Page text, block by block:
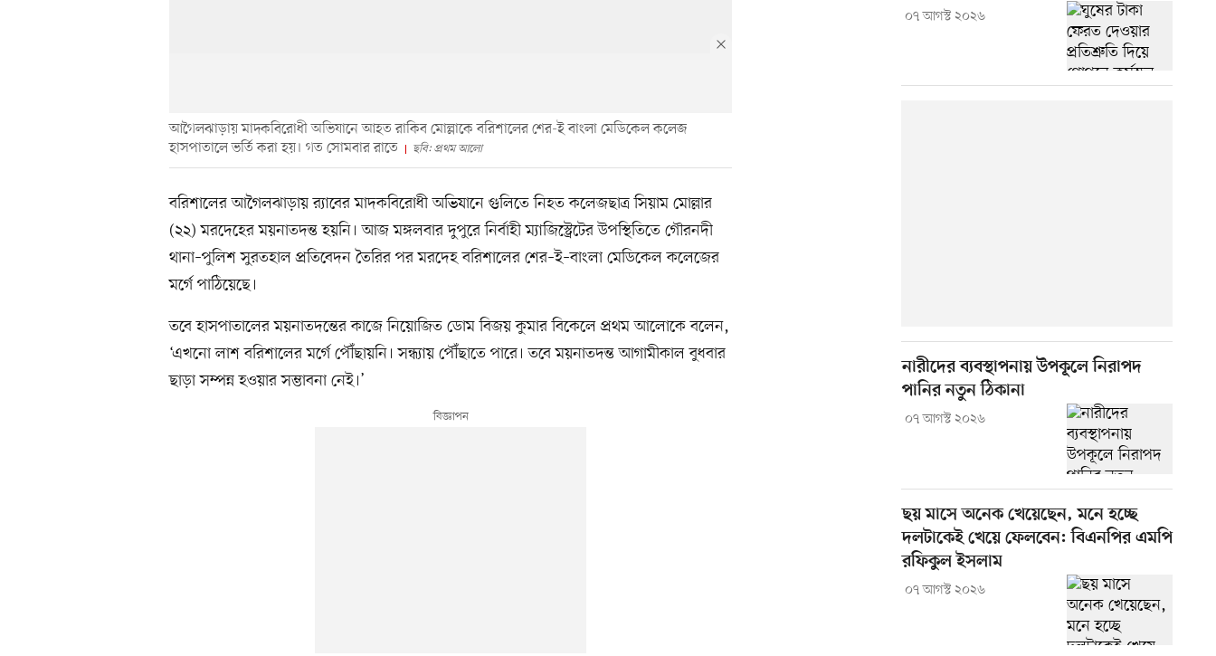
আগৈলঝাড়ায় মাদকবিরোধী অভিযানে আহত রাকিব মোল্লাকে বরিশালের শের-ই বাংলা মেডিকেল কলেজ
হাসপাতালে ভর্তি করা হয়। গত সোমবার রাতে
ছবি: প্রথম আলো
বরিশালের আগৈলঝাড়ায় র‍্যাবের মাদকবিরোধী অভিযানে গুলিতে নিহত কলেজছাত্র সিয়াম মোল্লার
(২২) মরদেহের ময়নাতদন্ত হয়নি। আজ মঙ্গলবার দুপুরে নির্বাহী ম্যাজিস্ট্রেটের উপস্থিতিতে গৌরনদী
থানা–পুলিশ সুরতহাল প্রতিবেদন তৈরির পর মরদেহ বরিশালের শের–ই–বাংলা মেডিকেল কলেজের
মর্গে পাঠিয়েছে।
তবে হাসপাতালের ময়নাতদন্তের কাজে নিয়োজিত ডোম বিজয় কুমার বিকেলে প্রথম আলোকে বলেন,
‘এখনো লাশ বরিশালের মর্গে পৌঁছায়নি। সন্ধ্যায় পৌঁছাতে পারে। তবে ময়নাতদন্ত আগামীকাল বুধবার
ছাড়া সম্পন্ন হওয়ার সম্ভাবনা নেই।’
০৭ আগস্ট ২০২৬
নারীদের ব্যবস্থাপনায় উপকূলে নিরাপদ
পানির নতুন ঠিকানা
০৭ আগস্ট ২০২৬
ছয় মাসে অনেক খেয়েছেন, মনে হচ্ছে
দলটাকেই খেয়ে ফেলবেন: বিএনপির এমপি
রফিকুল ইসলাম
০৭ আগস্ট ২০২৬